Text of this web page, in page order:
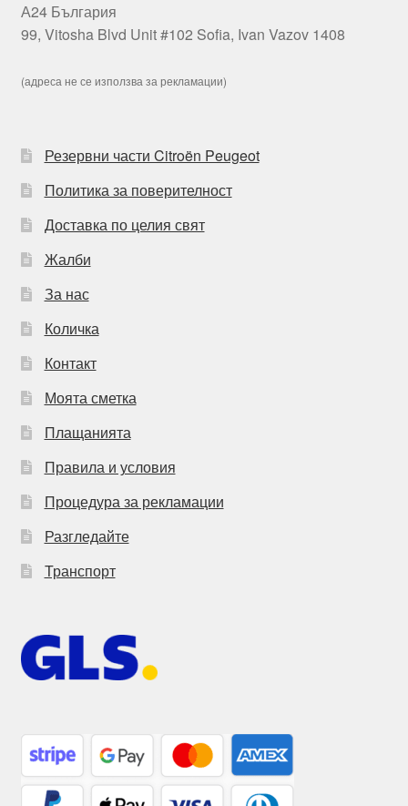
А24 България
99, Vitosha Blvd Unit #102 Sofia, Ivan Vazov 1408
(адреса не се използва за рекламации)
Резервни части Citroën Peugeot
Политика за поверителност
Доставка по целия свят
Жалби
За нас
Количка
Контакт
Моята сметка
Плащанията
Правила и условия
Процедура за рекламации
Разгледайте
Транспорт